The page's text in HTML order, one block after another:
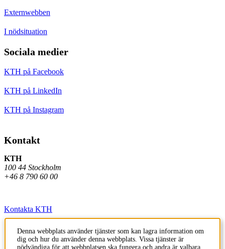
Externwebben
I nödsituation
Sociala medier
KTH på Facebook
KTH på LinkedIn
KTH på Instagram
Kontakt
KTH
100 44 Stockholm
+46 8 790 60 00
Kontakta KTH
Jobba på KTH
Press och media
Denna webbplats använder tjänster som kan lagra information om
dig och hur du använder denna webbplats. Vissa tjänster är
nödvändiga för att webbplatsen ska fungera och andra är valbara.